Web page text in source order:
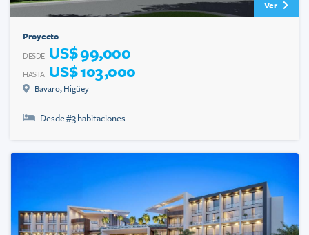
Ver
Proyecto
DESDE US$ 99,000
HASTA US$ 103,000
Bavaro, Higüey
Desde #3 habitaciones